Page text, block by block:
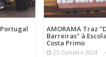
AMORAMA Traz
Barreiras" à
Costa Primo
25 Outubro 2024